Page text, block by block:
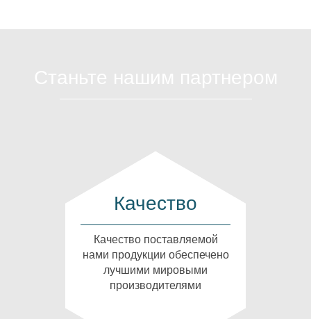
Качество
Качество поставляемой
нами продукции обеспечено
лучшими мировыми
производителями